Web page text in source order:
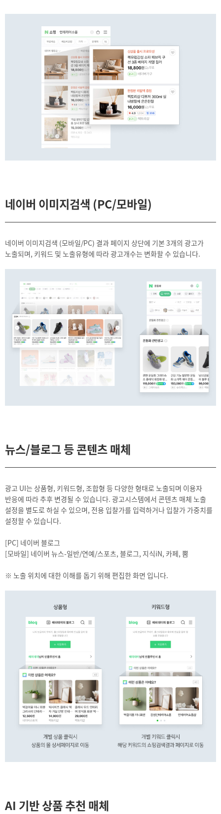
네이버 이미지검색 (PC/모바일)
네이버 이미지검색 (모바일/PC) 결과 페이지 상단에 기본 3개의 광고가
노출되며, 키워드 및 노출유형에 따라 광고개수는 변화할 수 있습니다.
뉴스/블로그 등 콘텐츠 매체
광고 UI는 상품형, 키워드형, 조합형 등 다양한 형태로 노출되며 이용자
반응에 따라 추후 변경될 수 있습니다. 광고시스템에서 콘텐츠 매체 노출
설정을 별도로 하실 수 있으며, 전용 입찰가를 입력하거나 입찰가 가중치를
설정할 수 있습니다.
[PC] 네이버 블로그
[모바일] 네이버 뉴스-일반/연예/스포츠, 블로그, 지식iN, 카페, 뿜
※ 노출 위치에 대한 이해를 돕기 위해 편집한 화면 입니다.
AI 기반 상품 추천 매체